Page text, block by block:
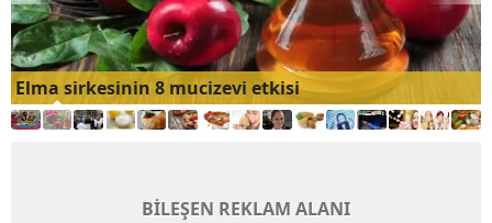
Elma sirkesinin 8 mucizevi etkisi
BİLEŞEN REKLAM ALANI